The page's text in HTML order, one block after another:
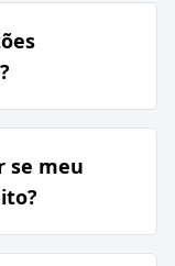
se meu